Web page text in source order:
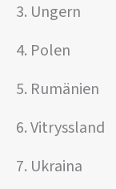
3. Ungern
4. Polen
5. Rumänien
6. Vitryssland
7. Ukraina